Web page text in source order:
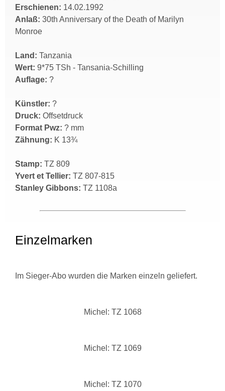
Erschienen: 14.02.1992
Anlaß: 30th Anniversary of the Death of Marilyn
Monroe
Land: Tanzania
Wert: 9*75 TSh - Tansania-Schilling
Auflage: ?
Künstler: ?
Druck: Offsetdruck
Format Pwz: ? mm
Zähnung: K 13¾
Stamp: TZ 809
Yvert et Tellier: TZ 807-815
Stanley Gibbons: TZ 1108a
Einzelmarken
Im Sieger-Abo wurden die Marken einzeln geliefert.
Michel: TZ 1068
Michel: TZ 1069
Michel: TZ 1070